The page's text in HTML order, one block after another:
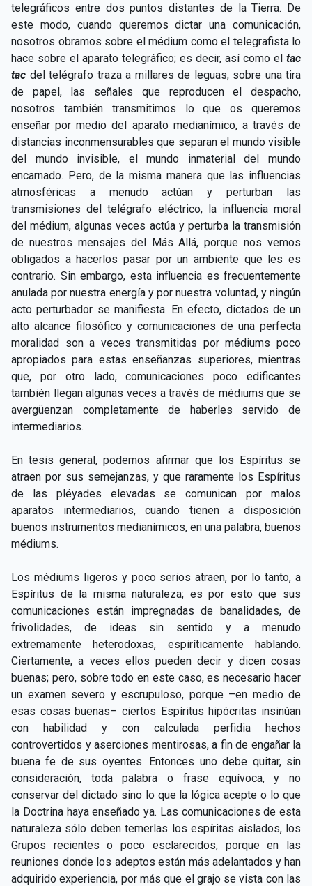
telegráficos entre dos puntos distantes de la Tierra. De
este modo, cuando queremos dictar una comunicación,
nosotros obramos sobre el médium como el telegrafista lo
hace sobre el aparato telegráfico; es decir, así como el tac
tac del telégrafo traza a millares de leguas, sobre una tira
de papel, las señales que reproducen el despacho,
nosotros también transmitimos lo que os queremos
enseñar por medio del aparato medianímico, a través de
distancias inconmensurables que separan el mundo visible
del mundo invisible, el mundo inmaterial del mundo
encarnado. Pero, de la misma manera que las influencias
atmosféricas a menudo actúan y perturban las
transmisiones del telégrafo eléctrico, la influencia moral
del médium, algunas veces actúa y perturba la transmisión
de nuestros mensajes del Más Allá, porque nos vemos
obligados a hacerlos pasar por un ambiente que les es
contrario. Sin embargo, esta influencia es frecuentemente
anulada por nuestra energía y por nuestra voluntad, y ningún
acto perturbador se manifiesta. En efecto, dictados de un
alto alcance filosófico y comunicaciones de una perfecta
moralidad son a veces transmitidas por médiums poco
apropiados para estas enseñanzas superiores, mientras
que, por otro lado, comunicaciones poco edificantes
también llegan algunas veces a través de médiums que se
avergüenzan completamente de haberles servido de
intermediarios.
En tesis general, podemos afirmar que los Espíritus se
atraen por sus semejanzas, y que raramente los Espíritus
de las pléyades elevadas se comunican por malos
aparatos intermediarios, cuando tienen a disposición
buenos instrumentos medianímicos, en una palabra, buenos
médiums.
Los médiums ligeros y poco serios atraen, por lo tanto, a
Espíritus de la misma naturaleza; es por esto que sus
comunicaciones están impregnadas de banalidades, de
frivolidades, de ideas sin sentido y a menudo
extremamente heterodoxas, espiríticamente hablando.
Ciertamente, a veces ellos pueden decir y dicen cosas
buenas; pero, sobre todo en este caso, es necesario hacer
un examen severo y escrupuloso, porque –en medio de
esas cosas buenas– ciertos Espíritus hipócritas insinúan
con habilidad y con calculada perfidia hechos
controvertidos y aserciones mentirosas, a fin de engañar la
buena fe de sus oyentes. Entonces uno debe quitar, sin
consideración, toda palabra o frase equívoca, y no
conservar del dictado sino lo que la lógica acepte o lo que
la Doctrina haya enseñado ya. Las comunicaciones de esta
naturaleza sólo deben temerlas los espíritas aislados, los
Grupos recientes o poco esclarecidos, porque en las
reuniones donde los adeptos están más adelantados y han
adquirido experiencia, por más que el grajo se vista con las